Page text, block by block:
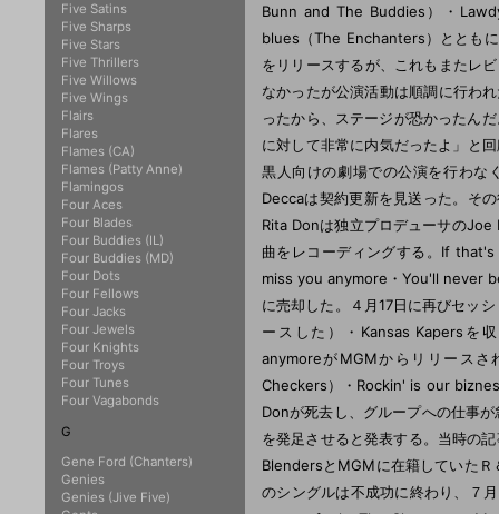
Bunn and The Buddies）・
blues（The Enchanters）ととも
をリリースするが、これもまたレ
なかったが公演活動は順調に行わ
ったから、ステージが恐かったん
に対して非常に内気だったよ」と
黒人向けの劇場での公演を行わな
Deccaは契約更新を見送った。そ
Rita Donは独立プロデューサの
曲をレコーディングする。If
miss you anymore・You'll never
に売却した。４月17日に再びセッ
ースした）・Kansas Kapers
anymoreがMGMからリリース
Checkers）・Rockin' is our
Donが死去し、グループへの仕事
を発足させると発表する。当時の
BlendersとMGMに在籍していたＲ
のシングルは不成功に終わり、７
Five Satins
Five Sharps
Five Stars
Five Thrillers
Five Willows
Five Wings
Flairs
Flares
Flames (CA)
Flames (Patty Anne)
Flamingos
Four Aces
Four Blades
Four Buddies (IL)
Four Buddies (MD)
Four Dots
Four Fellows
Four Jacks
Four Jewels
Four Knights
Four Troys
Four Tunes
Four Vagabonds
G
Gene Ford (Chanters)
Genies
Genies (Jive Five)